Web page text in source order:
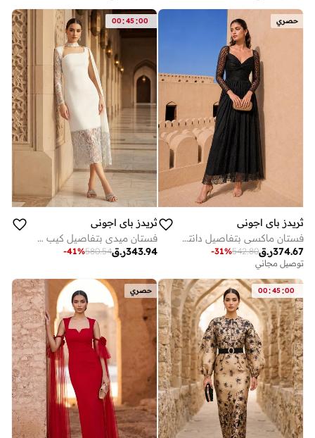
حصري
ثريدز باي اجوني
فستان ماكسي بتفاصيل دانتيل بياقة على شكل قلب
ر.ق374.67
542.80
-31%
توصيل مجاني
00:45:00
ثريدز باي اجوني
فستان ميدي بتفاصيل كيب من الدانتيل
ر.ق343.94
580.54
-41%
00:45:00 حصري